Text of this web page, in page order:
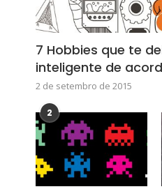
7 Hobbies que te
inteligente de
2 de setembro de 2015
2